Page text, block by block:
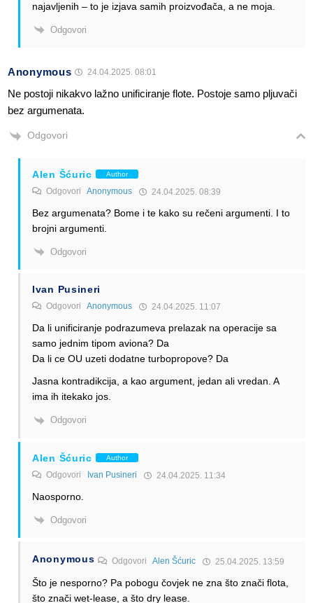
najavljenih – to je izjava samih proizvođača, a ne moja.
Odgovori
Anonymous 24.04.2025. 08:01
Ne postoji nikakvo lažno unificiranje flote. Postoje samo pljuvači
bez argumenata.
Odgovori
Alen Šćuric Author
Odgovori Anonymous 24.04.2025. 08:39
Bez argumenata? Bome i te kako su rečeni argumenti. I to
brojni argumenti.
Odgovori
Ivan Pusineri
Odgovori Anonymous 24.04.2025. 11:07
Da li unificiranje podrazumeva prelazak na operacije sa
samo jednim tipom aviona? Da
Da li ce OU uzeti dodatne turbopropove? Da
Jasna kontradikcija, a kao argument, jedan ali vredan. A
ima ih itekako jos.
Odgovori
Alen Šćuric Author
Odgovori Ivan Pusineri 24.04.2025. 11:34
Naosporno.
Odgovori
Anonymous OdgovoriAlen Šćuric 25.04.2025. 13:59
Što je nesporno? Pa pobogu čovjek ne zna što znači flota,
što znači wet-lease, a što dry lease.